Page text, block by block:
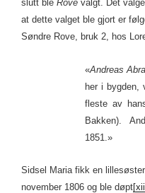
slutt ble Rove valgt. Det
at dette valget ble gjort er
Søndre Rove, bruk 2, hos
«Andreas
her i bygden,
fleste av
Bakken).
1851.»
Sidsel Maria fikk en
november 1806 og ble døpt